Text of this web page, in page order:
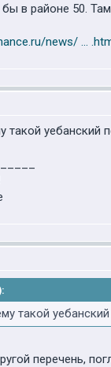
в районе 50.
news/ ...
такой уебанский
такой
перечень,